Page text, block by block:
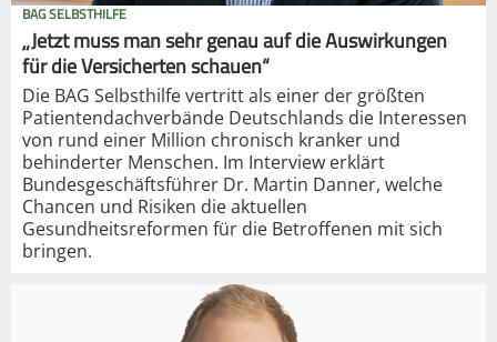
BAG SELBSTHILFE
„Jetzt muss man sehr genau auf die Auswirkungen
für die Versicherten schauen“
Die BAG Selbsthilfe vertritt als einer der größten
Patientendachverbände Deutschlands die Interessen
von rund einer Million chronisch kranker und
behinderter Menschen. Im Interview erklärt
Bundesgeschäftsführer Dr. Martin Danner, welche
Chancen und Risiken die aktuellen
Gesundheitsreformen für die Betroffenen mit sich
bringen.